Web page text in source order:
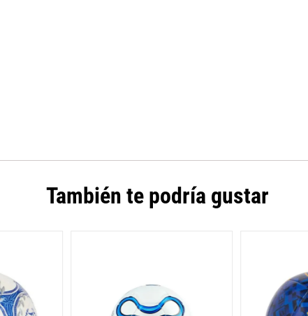
También te podría gustar